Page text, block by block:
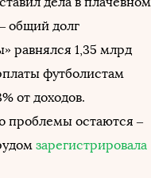
общий долг
равнялся 1,35 млрд
футболистам
от доходов.
проблемы остаются –
зарегистрировала